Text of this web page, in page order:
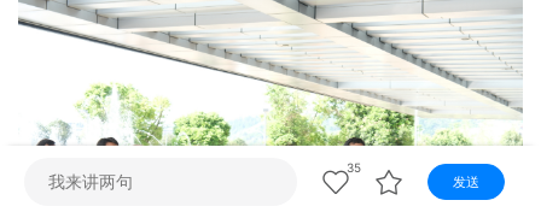
35
发送